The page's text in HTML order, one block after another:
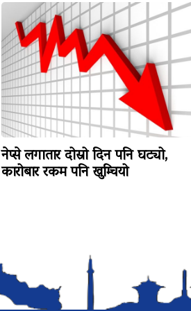
नेप्से लगातार दोस्रो दिन पनि घट्यो,
कारोबार रकम पनि खुम्चियो